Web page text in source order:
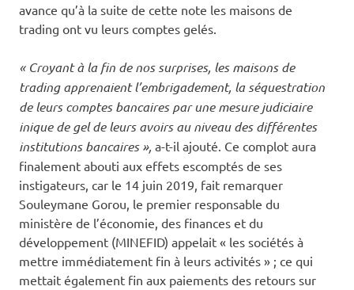
avance qu’à la suite de cette note les maisons de
trading ont vu leurs comptes gelés.
« Croyant à la fin de nos surprises, les maisons de
trading apprenaient l’embrigadement, la séquestration
de leurs comptes bancaires par une mesure judiciaire
inique de gel de leurs avoirs au niveau des différentes
institutions bancaires », a-t-il ajouté. Ce complot aura
finalement abouti aux effets escomptés de ses
instigateurs, car le 14 juin 2019, fait remarquer
Souleymane Gorou, le premier responsable du
ministère de l’économie, des finances et du
développement (MINEFID) appelait « les sociétés à
mettre immédiatement fin à leurs activités » ; ce qui
mettait également fin aux paiements des retours sur